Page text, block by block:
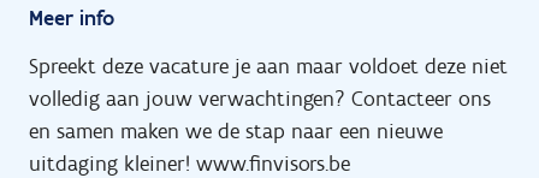
Meer info
Spreekt deze vacature je aan maar voldoet deze niet
volledig aan jouw verwachtingen? Contacteer ons
en samen maken we de stap naar een nieuwe
uitdaging kleiner! www.finvisors.be